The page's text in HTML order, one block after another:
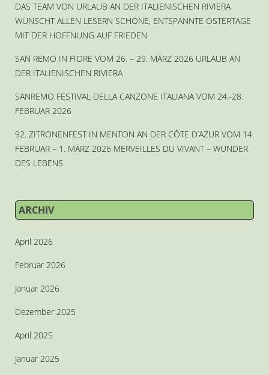
DAS TEAM VON URLAUB AN DER ITALIENISCHEN RIVIERA
WÜNSCHT ALLEN LESERN SCHÖNE, ENTSPANNTE OSTERTAGE
MIT DER HOFFNUNG AUF FRIEDEN
SAN REMO IN FIORE VOM 26. – 29. MÄRZ 2026 URLAUB AN
DER ITALIENISCHEN RIVIERA
SANREMO FESTIVAL DELLA CANZONE ITALIANA VOM 24.-28.
FEBRUAR 2026
92. ZITRONENFEST IN MENTON AN DER CÔTE D’AZUR VOM 14.
FEBRUAR – 1. MÄRZ 2026 MERVEILLES DU VIVANT – WUNDER
DES LEBENS
ARCHIV
April 2026
Februar 2026
Januar 2026
Dezember 2025
April 2025
Januar 2025